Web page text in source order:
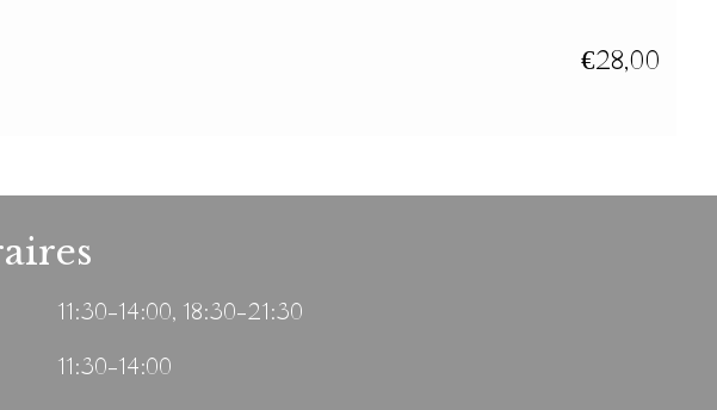
€28,00
11:30–14:00, 18:30–21:30
11:30–14:00